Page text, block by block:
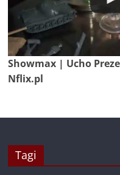
Showmax | Ucho
Nflix.pl
Tagi